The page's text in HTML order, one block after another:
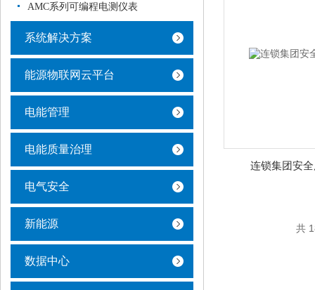
AMC系列可编程电测仪表
系统解决方案
能源物联网云平台
电能管理
电能质量治理
电气安全
新能源
数据中心
连锁集团安
共